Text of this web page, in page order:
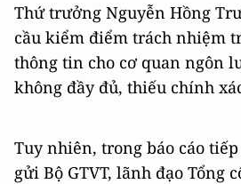
Thứ trưởng Nguyễn Hồng
cầu kiểm điểm trách nhiệm
thông tin cho cơ quan ngôn
không đầy đủ, thiếu chính
Tuy nhiên, trong báo cáo
gửi Bộ GTVT, lãnh đạo Tổng